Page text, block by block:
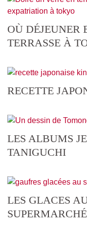
OÙ DÉJEUNER
TERRASSE À
RECETTE
LES ALBUMS
TANIGUCHI
LES GLACES